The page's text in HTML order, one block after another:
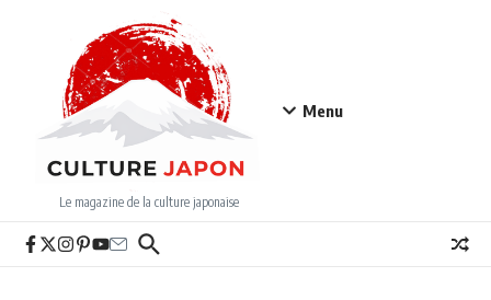
Le magazine de la culture japonaise
Menu